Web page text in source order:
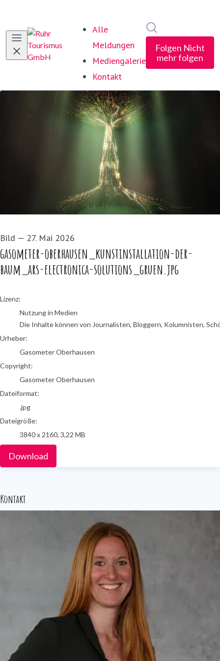
Alle
Meldungen
Mediengalerie
Kontakt
Folgen Nicht
mehr folgen
Bild — 27. Mai 2026
gasometer-oberhausen_kunstinstallation-der-
baum_ars-electronica-solutions_gruen.jpg
Gasometer Oberhausen
Lizenz:
Nutzung in Medien
Die Inhalte können von Journalisten, Bloggern, Kolumnisten,
Urheber:
Gasometer Oberhausen
Copyright:
Gasometer Oberhausen
Dateiformat:
.jpg
Dateigröße:
3840 x 2160, 3,22 MB
Download
Kontakt